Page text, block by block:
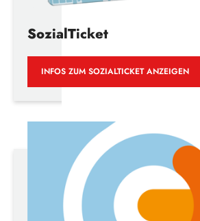
SozialTicket
INFOS ZUM SOZIALTICKET ANZEIGEN